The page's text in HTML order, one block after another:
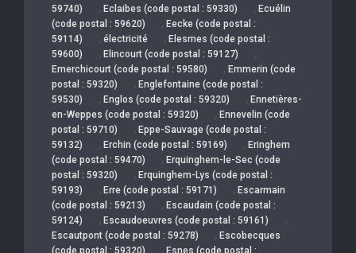
59740)
, Eclaibes (code postal : 59330) , Ecuélin
(code postal : 59620)
, Eecke (code postal :
59114)
, électricité , Elesmes (code postal :
59600)
, Elincourt (code postal : 59127) ,
Emerchicourt (code postal : 59580) , Emmerin (code
postal : 59320)
, Englefontaine (code postal :
59530)
, Englos (code postal : 59320) , Ennetières-
en-Weppes (code postal : 59320)
, Ennevelin (code
postal : 59710)
, Eppe-Sauvage (code postal :
59132)
, Erchin (code postal : 59169) , Eringhem
(code postal : 59470)
, Erquinghem-le-Sec (code
postal : 59320)
, Erquinghem-Lys (code postal :
59193)
, Erre (code postal : 59171) , Escarmain
(code postal : 59213)
, Escaudain (code postal :
59124)
, Escaudoeuvres (code postal : 59161) ,
Escautpont (code postal : 59278) , Escobecques
(code postal : 59320)
, Esnes (code postal :